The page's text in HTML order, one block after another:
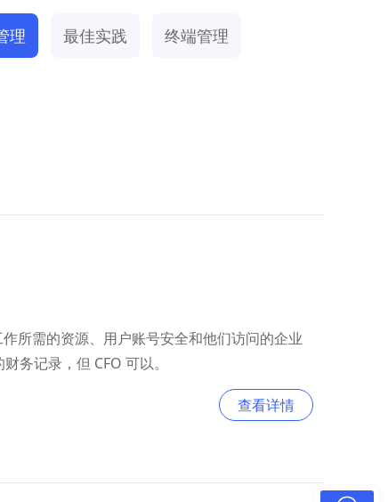
理 最佳实践 终端管理
所需的资源、用户账号安全和他们访问的企业
务记录，但 CFO 可以。
查看详情